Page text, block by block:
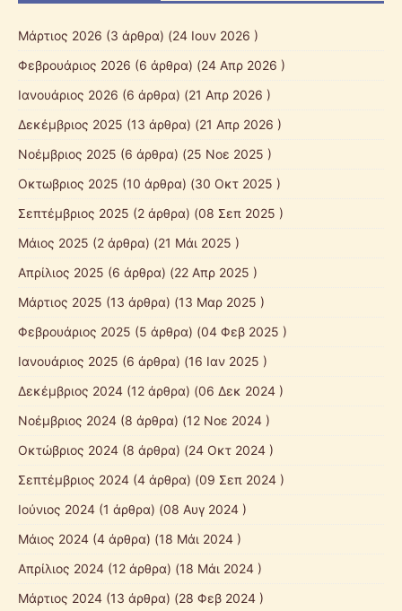
Μάρτιος 2026 (3 άρθρα) (24 Ιουν 2026 )
Φεβρουάριος 2026 (6 άρθρα) (24 Απρ 2026 )
Ιανουάριος 2026 (6 άρθρα) (21 Απρ 2026 )
Δεκέμβριος 2025 (13 άρθρα) (21 Απρ 2026 )
Νοέμβριος 2025 (6 άρθρα) (25 Νοε 2025 )
Οκτωβριος 2025 (10 άρθρα) (30 Οκτ 2025 )
Σεπτέμβριος 2025 (2 άρθρα) (08 Σεπ 2025 )
Mάιος 2025 (2 άρθρα) (21 Μάι 2025 )
Απρίλιος 2025 (6 άρθρα) (22 Απρ 2025 )
Μάρτιος 2025 (13 άρθρα) (13 Μαρ 2025 )
Φεβρουάριος 2025 (5 άρθρα) (04 Φεβ 2025 )
Ιανουάριος 2025 (6 άρθρα) (16 Ιαν 2025 )
Δεκέμβριος 2024 (12 άρθρα) (06 Δεκ 2024 )
Νοέμβριος 2024 (8 άρθρα) (12 Νοε 2024 )
Οκτώβριος 2024 (8 άρθρα) (24 Οκτ 2024 )
Σεπτέμβριος 2024 (4 άρθρα) (09 Σεπ 2024 )
Ιούνιος 2024 (1 άρθρα) (08 Αυγ 2024 )
Μάιος 2024 (4 άρθρα) (18 Μάι 2024 )
Απρίλιος 2024 (12 άρθρα) (18 Μάι 2024 )
Μάρτιος 2024 (13 άρθρα) (28 Φεβ 2024 )